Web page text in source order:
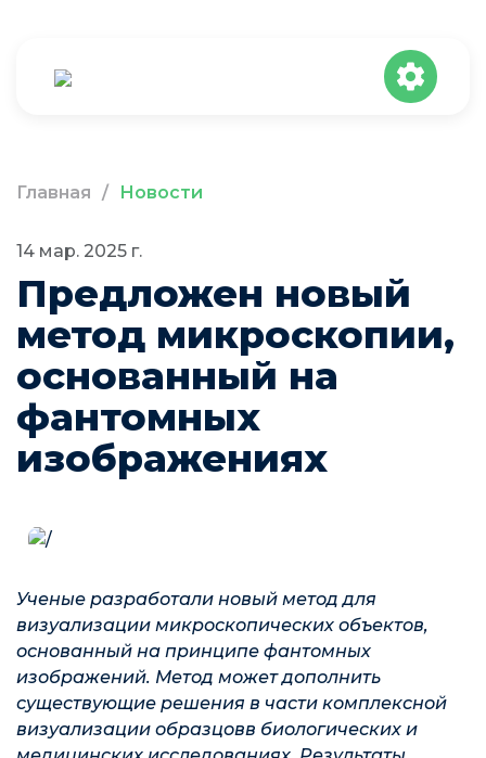
Главная / Новости
14 мар. 2025 г.
Предложен новый
метод микроскопии,
основанный на
фантомных
изображениях
Ученые разработали новый метод для
визуализации микроскопических объектов,
основанный на принципе фантомных
изображений. Метод может дополнить
существующие решения в части комплексной
визуализации образцовв биологических и